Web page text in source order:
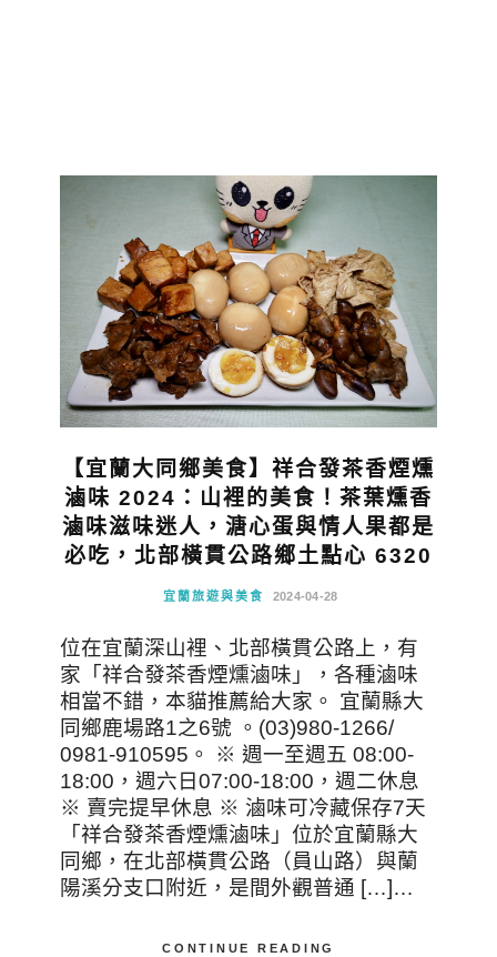
【宜蘭大同鄉美食】祥合發茶香煙燻
滷味 2024：山裡的美食！茶葉燻香
滷味滋味迷人，溏心蛋與情人果都是
必吃，北部橫貫公路鄉土點心 6320
宜蘭旅遊與美食 2024-04-28
位在宜蘭深山裡、北部橫貫公路上，有
家「祥合發茶香煙燻滷味」，各種滷味
相當不錯，本貓推薦給大家。 宜蘭縣大
同鄉鹿場路1之6號 。(03)980-1266/
0981-910595。 ※ 週一至週五 08:00-
18:00，週六日07:00-18:00，週二休息
※ 賣完提早休息 ※ 滷味可冷藏保存7天
「祥合發茶香煙燻滷味」位於宜蘭縣大
同鄉，在北部橫貫公路（員山路）與蘭
陽溪分支口附近，是間外觀普通 […]…
CONTINUE READING